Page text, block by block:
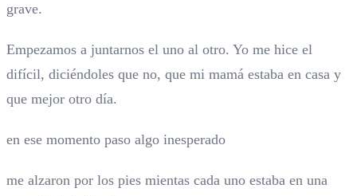
grave.
Empezamos a juntarnos el uno al otro. Yo me hice el
difícil, diciéndoles que no, que mi mamá estaba en casa y
que mejor otro día.
en ese momento paso algo inesperado
me alzaron por los pies mientas cada uno estaba en una